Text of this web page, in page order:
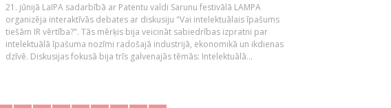
21. jūnijā LaIPA sadarbībā ar Patentu valdi Sarunu festivālā LAMPA
organizēja interaktīvās debates ar diskusiju "Vai intelektuālais īpašums
tiešām IR vērtība?". Tās mērķis bija veicināt sabiedrības izpratni par
intelektuālā īpašuma nozīmi radošajā industrijā, ekonomikā un ikdienas
dzīvē. Diskusijas fokusā bija trīs galvenajās tēmās: Intelektuālā...